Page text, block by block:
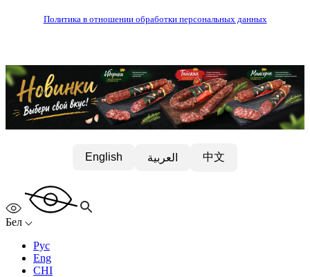
Политика в отношении обработки персональных данных
English العربية 中文
Бел
Рус
Eng
CHI